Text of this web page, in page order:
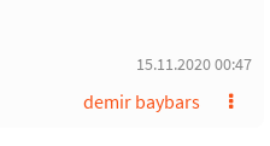
15.11.2020 00:47
demir baybars